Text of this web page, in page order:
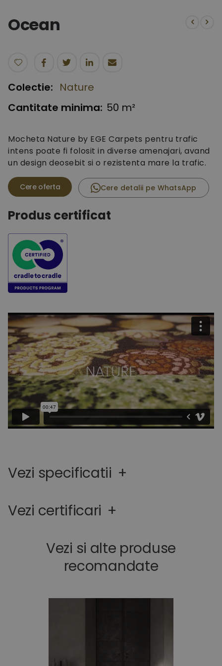
beginning
of
gallery
Ocean
Colectie: Nature
Cantitate minima: 50 m²
Mocheta Nature by EGE Carpets pentru trafic
intens poate fi folosit in diverse amenajari, avand
un design deosebit si o rezistenta mare la trafic.
Cere detalii pe WhatsApp
Produs certificat
Vezi specificatii +
Vezi certificari +
Vezi si alte produse
recomandate